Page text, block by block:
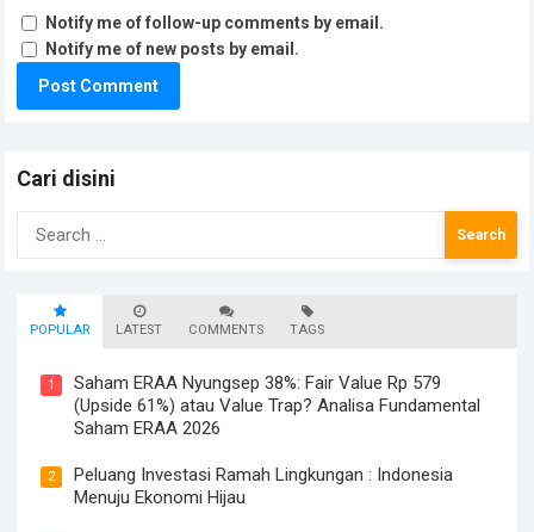
Notify me of follow-up comments by email.
Notify me of new posts by email.
Cari disini
Search
for:
POPULAR LATEST COMMENTS TAGS
1
Saham ERAA Nyungsep 38%: Fair Value Rp 579
(Upside 61%) atau Value Trap? Analisa Fundamental
Saham ERAA 2026
2
Peluang Investasi Ramah Lingkungan : Indonesia
Menuju Ekonomi Hijau